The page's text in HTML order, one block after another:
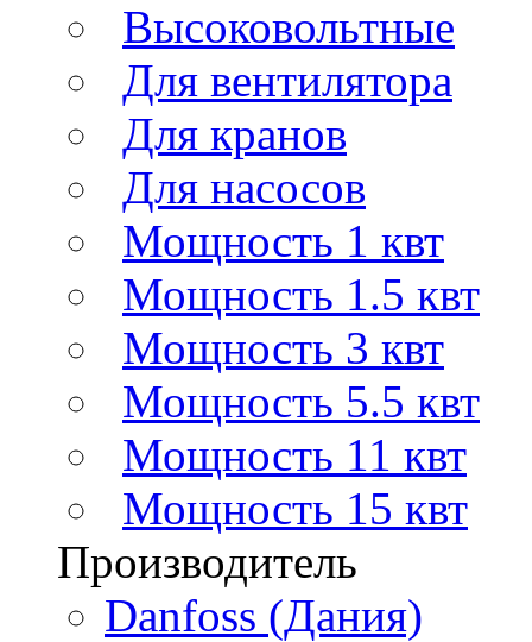
Высоковольтные
Для вентилятора
Для кранов
Для насосов
Мощность 1 квт
Мощность 1.5 квт
Мощность 3 квт
Мощность 5.5 квт
Мощность 11 квт
Мощность 15 квт
Производитель
Danfoss (Дания)